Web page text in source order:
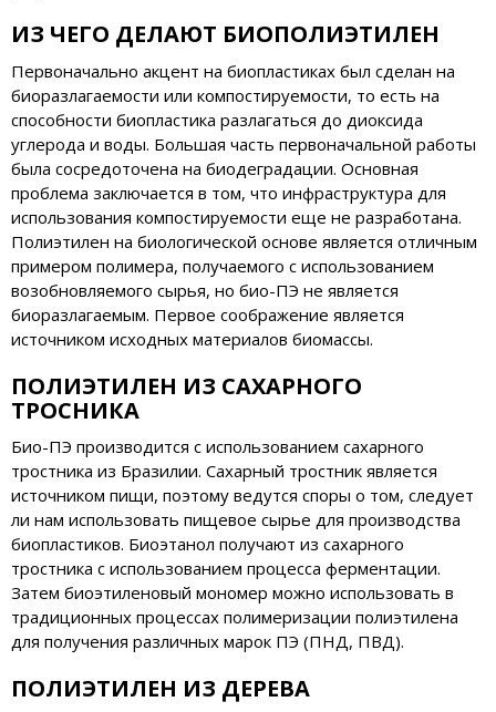
ИЗ ЧЕГО ДЕЛАЮТ БИОПОЛИЭТИЛЕН
Первоначально акцент на биопластиках был сделан на
биоразлагаемости или компостируемости, то есть на
способности биопластика разлагаться до диоксида
углерода и воды. Большая часть первоначальной работы
была сосредоточена на биодеградации. Основная
проблема заключается в том, что инфраструктура для
использования компостируемости еще не разработана.
Полиэтилен на биологической основе является отличным
примером полимера, получаемого с использованием
возобновляемого сырья, но био-ПЭ не является
биоразлагаемым. Первое соображение является
источником исходных материалов биомассы.
ПОЛИЭТИЛЕН ИЗ САХАРНОГО
ТРОСНИКА
Био-ПЭ производится с использованием сахарного
тростника из Бразилии. Сахарный тростник является
источником пищи, поэтому ведутся споры о том, следует
ли нам использовать пищевое сырье для производства
биопластиков. Биоэтанол получают из сахарного
тростника с использованием процесса ферментации.
Затем биоэтиленовый мономер можно использовать в
традиционных процессах полимеризации полиэтилена
для получения различных марок ПЭ (ПНД, ПВД).
ПОЛИЭТИЛЕН ИЗ ДЕРЕВА